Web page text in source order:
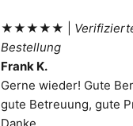
★★★★★ |
Bestellung
Frank K.
Gerne wieder! Gute
gute Betreuung, gute